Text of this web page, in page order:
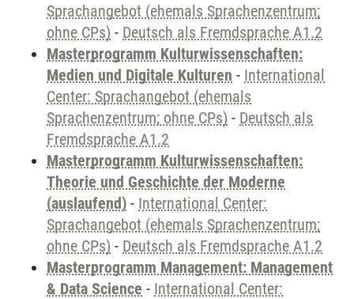
Sprachangebot (ehemals Sprachenzentrum;
ohne CPs) - Deutsch als Fremdsprache A1.2
Masterprogramm Kulturwissenschaften:
Medien und Digitale Kulturen - International
Center: Sprachangebot (ehemals
Sprachenzentrum; ohne CPs) - Deutsch als
Fremdsprache A1.2
Masterprogramm Kulturwissenschaften:
Theorie und Geschichte der Moderne
(auslaufend) - International Center:
Sprachangebot (ehemals Sprachenzentrum;
ohne CPs) - Deutsch als Fremdsprache A1.2
Masterprogramm Management: Management
& Data Science - International Center: